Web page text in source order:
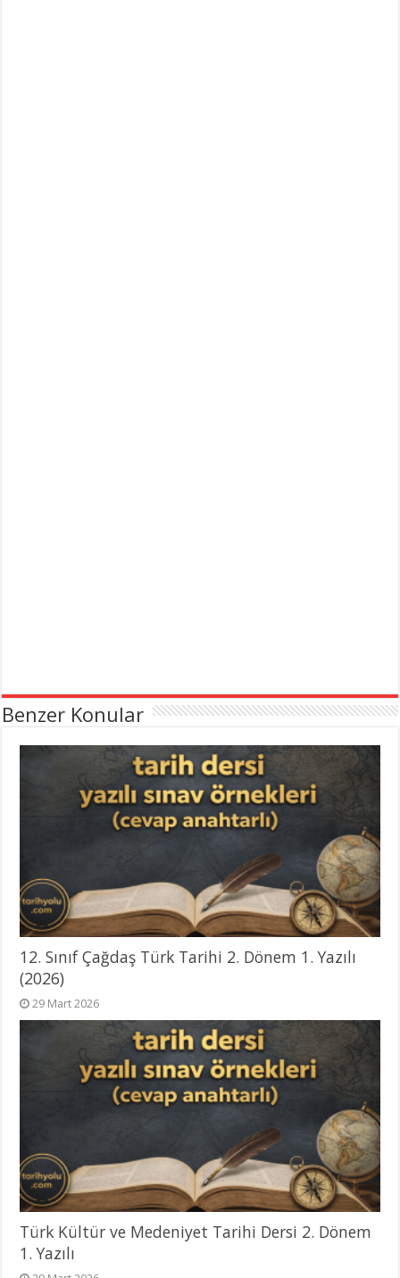
Benzer Konular
12. Sınıf Çağdaş Türk Tarihi 2. Dönem 1. Yazılı
(2026)
29 Mart 2026
Türk Kültür ve Medeniyet Tarihi Dersi 2. Dönem
1. Yazılı